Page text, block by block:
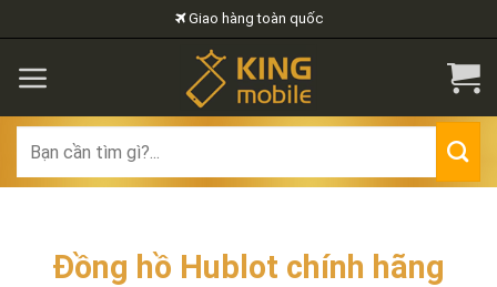
to
content
Giao hàng toàn quốc
for:
Đồng hồ Hublot chính hãng